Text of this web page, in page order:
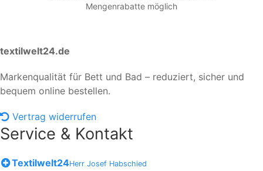
Mengenrabatte möglich
textilwelt24.de
Markenqualität für Bett und Bad – reduziert, sicher und
bequem online bestellen.
Vertrag widerrufen
Service & Kontakt
Textilwelt24Herr Josef Habschied